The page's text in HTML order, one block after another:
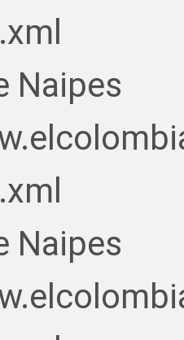
Naipes
Naipes